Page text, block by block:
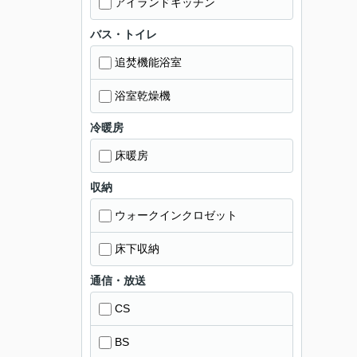
バス・トイレ
追焚機能浴室
浴室乾燥機
冷暖房
床暖房
収納
ウォークインクロゼット
床下収納
通信・放送
CS
BS